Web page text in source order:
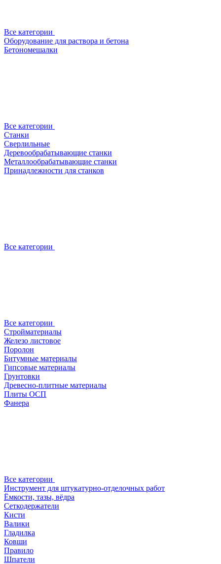
Все категории
Оборудование для раствора и бетона
Бетономешалки
Все категории
Станки
Сверлильные
Деревообрабатывающие станки
Металлообрабатывающие станки
Принадлежности для станков
Все категории
Все категории
Стройматериалы
Железо листовое
Поролон
Битумные материалы
Гипсовые материалы
Грунтовки
Древесно-плитные материалы
Плиты ОСП
Фанера
Все категории
Инструмент для штукатурно-отделочных работ
Ёмкости, тазы, вёдра
Сеткодержатели
Кисти
Валики
Гладилка
Ковши
Правило
Шпатели